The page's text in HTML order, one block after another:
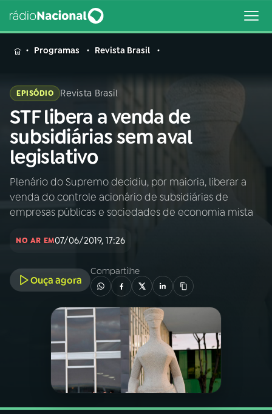
MENU
Buscar
na
Rádio
Nacional
Buscar
AO VIVO
INÍCIO
PROGRAMAS
Programas Revista Brasil
EPISÓDIO Revista Brasil
STF libera a venda de
subsidiárias sem aval
legislativo
Plenário do Supremo decidiu, por maioria, liberar a
venda do controle acionário de subsidiárias de
empresas públicas e sociedades de economia mista
NO AR EM07/06/2019, 17:26
Ouça agora
Compartilhe